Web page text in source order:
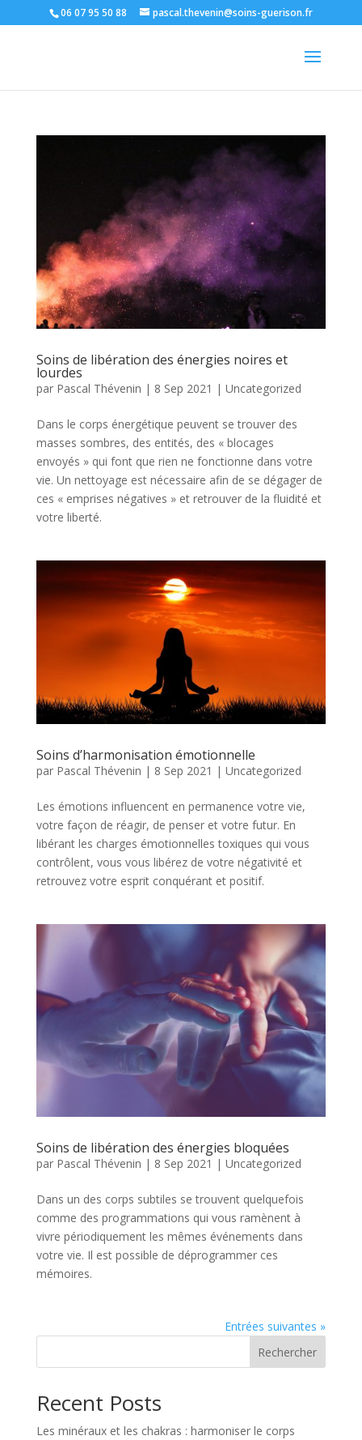
06 07 95 50 88 pascal.thevenin@soins-guerison.fr
Soins de libération des énergies noires et
lourdes
par Pascal Thévenin | 8 Sep 2021 | Uncategorized
Dans le corps énergétique peuvent se trouver des
masses sombres, des entités, des « blocages
envoyés » qui font que rien ne fonctionne dans votre
vie. Un nettoyage est nécessaire afin de se dégager de
ces « emprises négatives » et retrouver de la fluidité et
votre liberté.
Soins d’harmonisation émotionnelle
par Pascal Thévenin | 8 Sep 2021 | Uncategorized
Les émotions influencent en permanence votre vie,
votre façon de réagir, de penser et votre futur. En
libérant les charges émotionnelles toxiques qui vous
contrôlent, vous vous libérez de votre négativité et
retrouvez votre esprit conquérant et positif.
Soins de libération des énergies bloquées
par Pascal Thévenin | 8 Sep 2021 | Uncategorized
Dans un des corps subtiles se trouvent quelquefois
comme des programmations qui vous ramènent à
vivre périodiquement les mêmes événements dans
votre vie. Il est possible de déprogrammer ces
mémoires.
Entrées suivantes »
Rechercher
Recent Posts
Les minéraux et les chakras : harmoniser le corps